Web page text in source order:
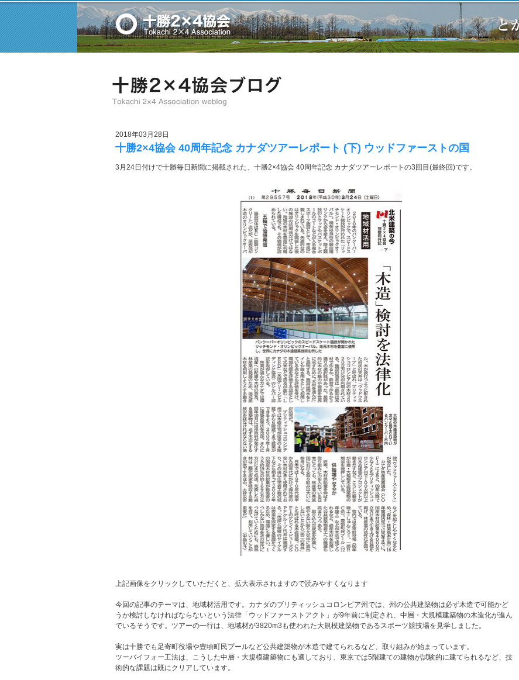
2018年03月28日
十勝2×4協会 40周年記念 カナダツアーレポート (下) ウッドファーストの国
3月24日付けで十勝毎日新聞に掲載された、十勝2×4協会 40周年記念 カナダツアーレポートの3回目(最終回)です。
上記画像をクリックしていただくと、拡大表示されますので読みやすくなります
今回の記事のテーマは、地域材活用です。カナダのブリティッシュコロンビア州では、州の公共建築物は必ず木造で可能かど
うか検討しなければならないという法律「ウッドファーストアクト」が9年前に制定され、中層・大規模建築物の木造化が進ん
でいるそうです。ツアーの一行は、地域材が3820m3も使われた大規模建築物であるスポーツ競技場を見学しました。
実は十勝でも足寄町役場や豊頃町民プールなど公共建築物が木造で建てられるなど、取り組みが始まっています。
ツーバイフォー工法は、こうした中層・大規模建築物にも適しており、東京では5階建ての建物が試験的に建てられるなど、技
術的な課題は既にクリアしています。